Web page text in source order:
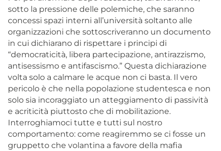
sotto la pressione delle polemiche, che saranno
concessi spazi interni all’università soltanto alle
organizzazioni che sottoscriveranno un documento
in cui dichiarano di rispettare i principi di
“democraticità, libera partecipazione, antirazzismo,
antisessismo e antifascismo.” Questa dichiarazione
volta solo a calmare le acque non ci basta. Il vero
pericolo è che nella popolazione studentesca e non
solo sia incoraggiato un atteggiamento di passività
e acriticità piuttosto che di mobilitazione.
Interroghiamoci tutte e tutti sul nostro
comportamento: come reagiremmo se ci fosse un
gruppetto che volantina a favore della mafia